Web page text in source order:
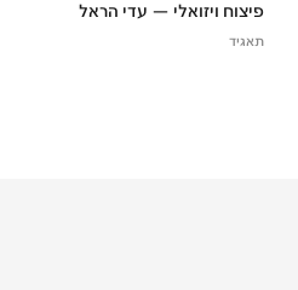
פיצוח ויזואלי — עדי הראל
תאגיד